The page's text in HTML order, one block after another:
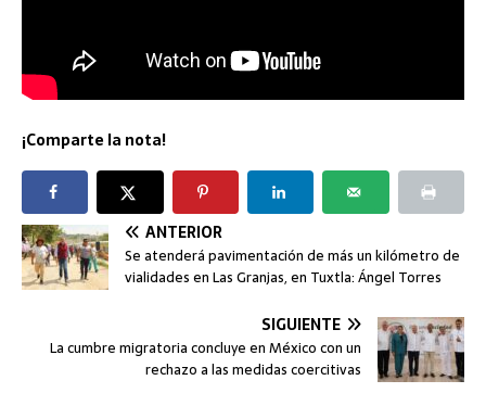
¡Comparte la nota!
ANTERIOR
Se atenderá pavimentación de más un kilómetro de
vialidades en Las Granjas, en Tuxtla: Ángel Torres
SIGUIENTE
La cumbre migratoria concluye en México con un
rechazo a las medidas coercitivas